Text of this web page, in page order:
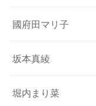
國府田マリ子
坂本真綾
堀内まり菜